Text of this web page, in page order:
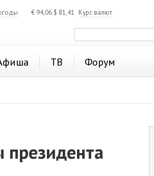
€ 94,06 $ 81,41 Курс валют
ТВ Форум